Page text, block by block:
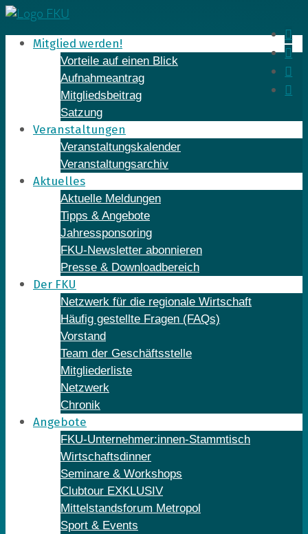
Skip
to
contentMitglied werden!
Vorteile auf einen Blick
Aufnahmeantrag
Mitgliedsbeitrag
Satzung
Veranstaltungen
Veranstaltungskalender
Veranstaltungsarchiv
Aktuelles
Aktuelle Meldungen
Tipps & Angebote
Jahressponsoring
FKU-Newsletter abonnieren
Presse & Downloadbereich
Der FKU
Netzwerk für die regionale Wirtschaft
Häufig gestellte Fragen (FAQs)
Vorstand
Team der Geschäftsstelle
Mitgliederliste
Netzwerk
Chronik
Angebote
FKU-Unternehmer:innen-Stammtisch
Wirtschaftsdinner
Seminare & Workshops
Clubtour EXKLUSIV
Mittelstandsforum Metropol
Sport & Events